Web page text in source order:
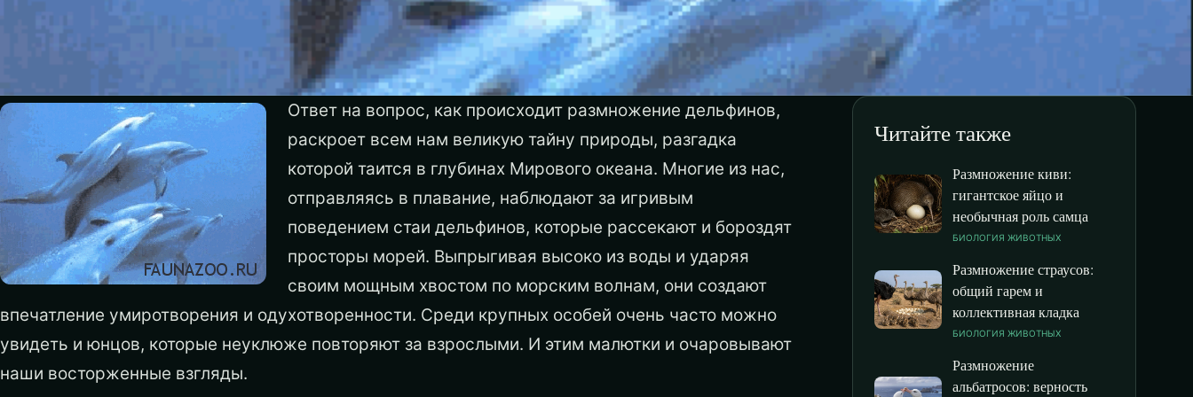
Ответ на вопрос, как происходит размножение дельфинов,
раскроет всем нам великую тайну природы, разгадка
которой таится в глубинах Мирового океана. Многие из нас,
отправляясь в плавание, наблюдают за игривым
поведением стаи дельфинов, которые рассекают и бороздят
просторы морей. Выпрыгивая высоко из воды и ударяя
своим мощным хвостом по морским волнам, они создают
впечатление умиротворения и одухотворенности. Среди крупных особей очень часто можно
увидеть и юнцов, которые неуклюже повторяют за взрослыми. И этим малютки и очаровывают
наши восторженные взгляды.
Читайте также
Размножение киви:
гигантское яйцо и
необычная роль самца
БИОЛОГИЯ ЖИВОТНЫХ
Размножение страусов:
общий гарем и
коллективная кладка
БИОЛОГИЯ ЖИВОТНЫХ
Размножение
альбатросов: верность